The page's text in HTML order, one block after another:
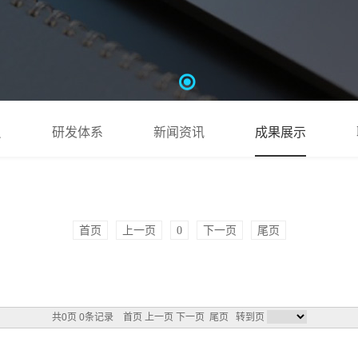
研发体系 新闻资讯 成果展示
首页 上一页 0 下一页 尾页
共0页 0条记录 首页 上一页 下一页 尾页 转到页